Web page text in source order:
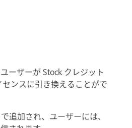
ーザーが Stock クレジット
ンスに引き換えることがで
追加され、ユーザーには、